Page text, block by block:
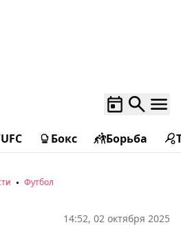
Бокс Борьба
Футбол
14:52, 02 октября 2025